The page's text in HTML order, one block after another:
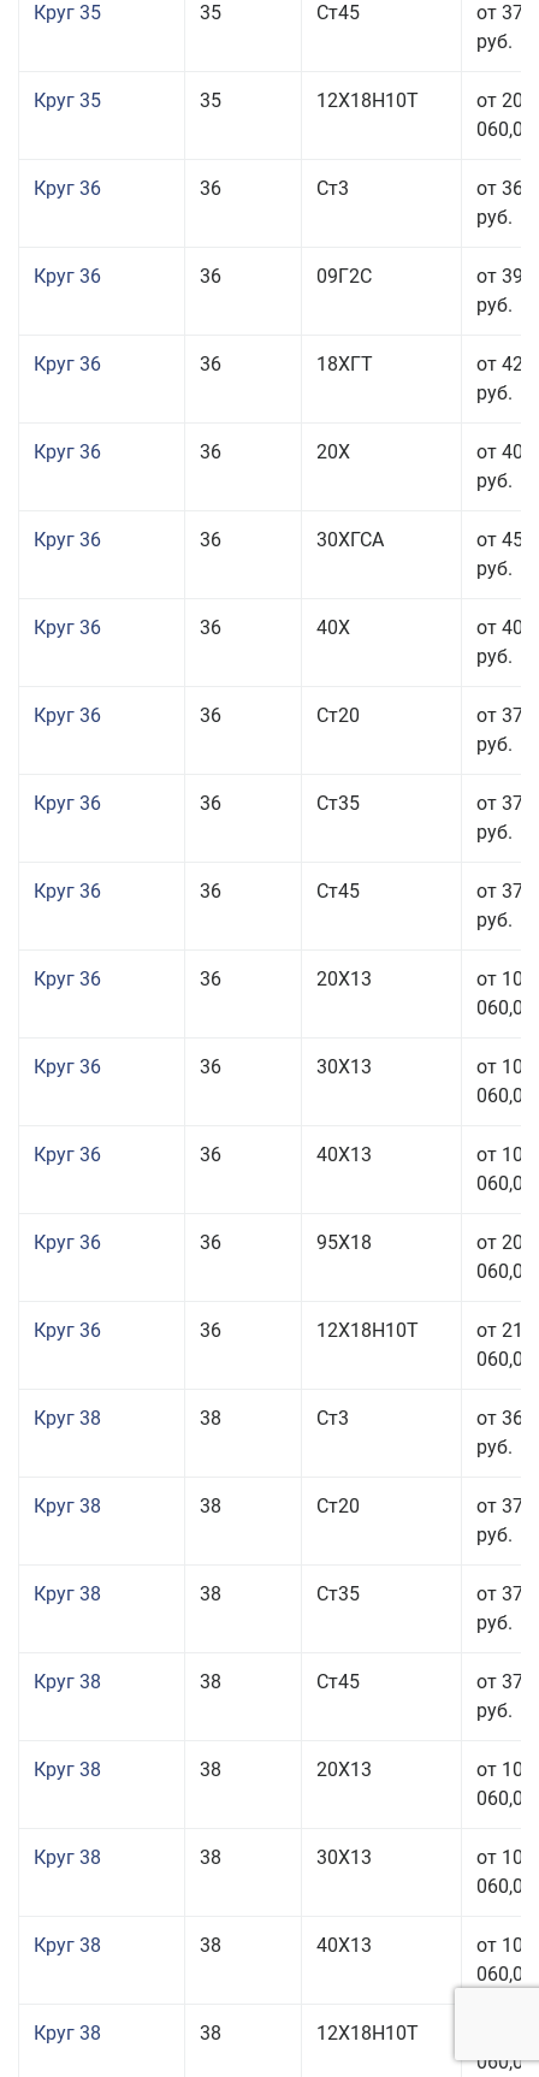
Круг 35 35 Ст45
от 37
руб.
Круг 35 35 12Х18Н10Т
от 208
060,00
Круг 36 36 Ст3
от 36
руб.
Круг 36 36 09Г2С
от 39
руб.
Круг 36 36 18ХГТ
от 42
руб.
Круг 36 36 20Х
от 40
руб.
Круг 36 36 30ХГСА
от 45
руб.
Круг 36 36 40Х
от 40
руб.
Круг 36 36 Ст20
от 37
руб.
Круг 36 36 Ст35
от 37
руб.
Круг 36 36 Ст45
от 37
руб.
Круг 36 36 20Х13
от 101
060,00
Круг 36 36 30Х13
от 101
060,00
Круг 36 36 40Х13
от 101
060,00
Круг 36 36 95Х18
от 208
060,00
Круг 36 36 12Х18Н10Т
от 210
060,00
Круг 38 38 Ст3
от 36
руб.
Круг 38 38 Ст20
от 37
руб.
Круг 38 38 Ст35
от 37
руб.
Круг 38 38 Ст45
от 37
руб.
Круг 38 38 20Х13
от 101
060,00
Круг 38 38 30Х13
от 101
060,00
Круг 38 38 40Х13
от 101
060,00
Круг 38 38 12Х18Н10Т
060,00